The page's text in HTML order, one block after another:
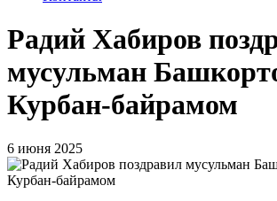
Радий Хабиров
мусульман
Курбан-байрамом
6 июня 2025